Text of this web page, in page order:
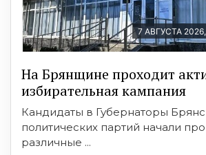
7 АВГУСТА
На Брянщине проходит
избирательная кампания
Кандидаты в Губернаторы
политических партий начали
различные ...